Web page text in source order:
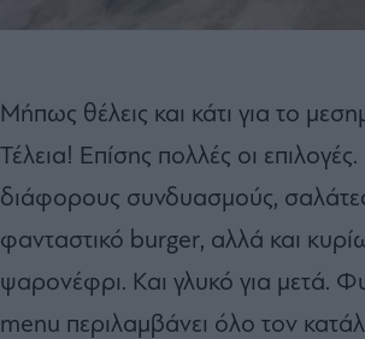
Μήπως θέλεις και κάτι για το
Τέλεια! Επίσης πολλές οι
διάφορους συνδυασμούς,
φανταστικό burger, αλλά και
ψαρονέφρι. Και γλυκό για μετά.
menu περιλαμβάνει όλο τον